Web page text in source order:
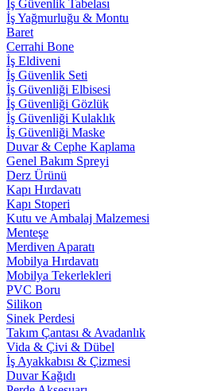
İş Güvenlik Tabelası
İş Yağmurluğu & Montu
Baret
Cerrahi Bone
İş Eldiveni
İş Güvenlik Seti
İş Güvenliği Elbisesi
İş Güvenliği Gözlük
İş Güvenliği Kulaklık
İş Güvenliği Maske
Duvar & Cephe Kaplama
Genel Bakım Spreyi
Derz Ürünü
Kapı Hırdavatı
Kapı Stoperi
Kutu ve Ambalaj Malzemesi
Menteşe
Merdiven Aparatı
Mobilya Hırdavatı
Mobilya Tekerlekleri
PVC Boru
Silikon
Sinek Perdesi
Takım Çantası & Avadanlık
Vida & Çivi & Dübel
İş Ayakkabısı & Çizmesi
Duvar Kağıdı